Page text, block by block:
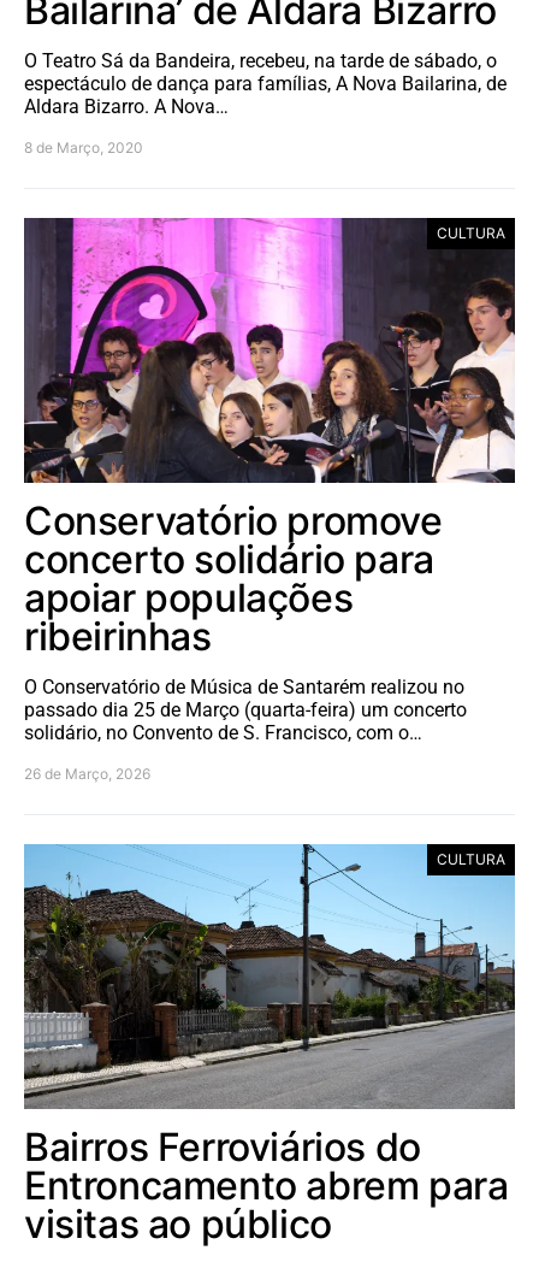
Bailarina’ de Aldara Bizarro
O Teatro Sá da Bandeira, recebeu, na tarde de sábado, o
espectáculo de dança para famílias, A Nova Bailarina, de
Aldara Bizarro. A Nova…
8 de Março, 2020
CULTURA
Conservatório promove
concerto solidário para
apoiar populações
ribeirinhas
O Conservatório de Música de Santarém realizou no
passado dia 25 de Março (quarta-feira) um concerto
solidário, no Convento de S. Francisco, com o…
26 de Março, 2026
CULTURA
Bairros Ferroviários do
Entroncamento abrem para
visitas ao público